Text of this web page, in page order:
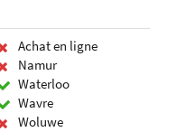
Achat en ligne
Namur
Waterloo
Wavre
Woluwe